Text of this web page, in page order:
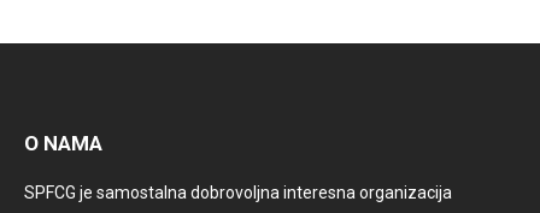
O NAMA
SPFCG je samostalna dobrovoljna interesna organizacija